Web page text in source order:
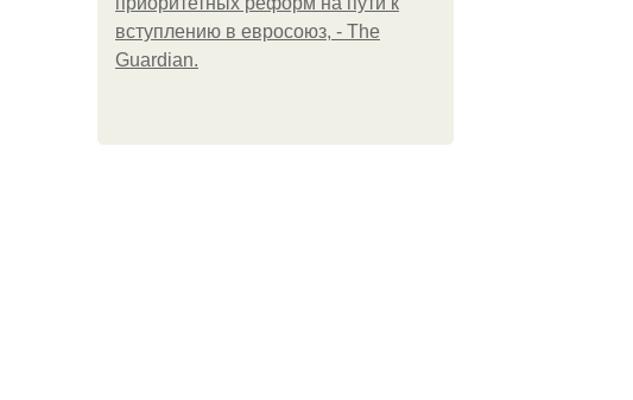
вступлению в евросоюз, - The
Guardian.